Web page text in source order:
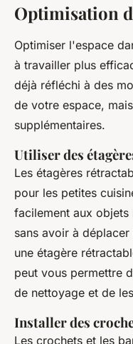
Optimisation
Optimiser l'espace
à travailler plus
déjà réfléchi à des
de votre espace,
supplémentaires.
Utiliser des
Les étagères
pour les petites
facilement aux
sans avoir à
une étagère
peut vous permettre
de nettoyage et de
Installer des
Les crochets et les